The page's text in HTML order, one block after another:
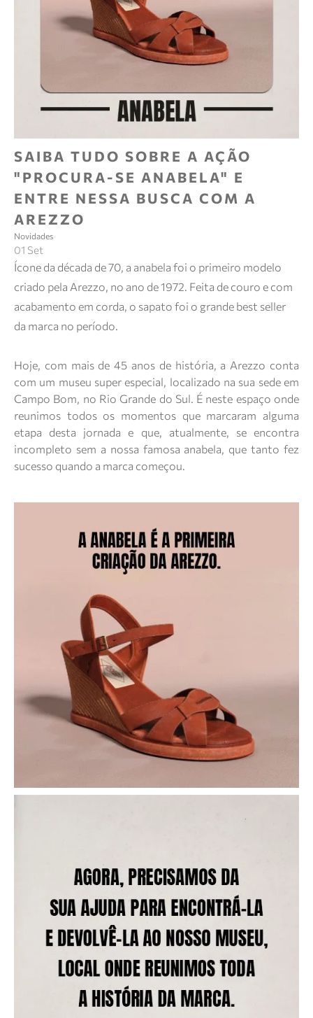
SAIBA TUDO SOBRE A AÇÃO
"PROCURA-SE ANABELA" E
ENTRE NESSA BUSCA COM A
AREZZO
Novidades
01 Set
Ícone da década de 70, a anabela foi o primeiro modelo
criado pela Arezzo, no ano de 1972. Feita de couro e com
acabamento em corda, o sapato foi o grande best seller
da marca no período.
Hoje, com mais de 45 anos de história, a Arezzo conta
com um museu super especial, localizado na sua sede em
Campo Bom, no Rio Grande do Sul. É neste espaço onde
reunimos todos os momentos que marcaram alguma
etapa desta jornada e que, atualmente, se encontra
incompleto sem a nossa famosa anabela, que tanto fez
sucesso quando a marca começou.